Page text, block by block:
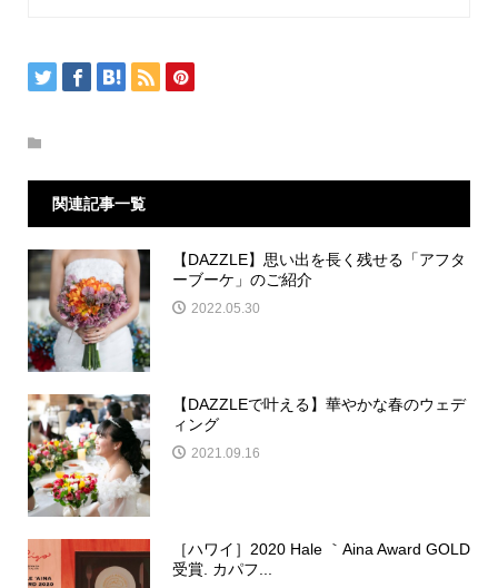
関連記事一覧
【DAZZLE】思い出を長く残せる「アフタ
ーブーケ」のご紹介
2022.05.30
【DAZZLEで叶える】華やかな春のウェデ
ィング
2021.09.16
［ハワイ］2020 Hale ｀Aina Award GOLD
受賞. カパフ...